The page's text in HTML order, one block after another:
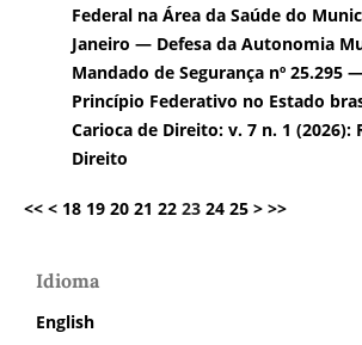
Federal na Área da Saúde do
Janeiro — Defesa da Autonomia
Mandado de Segurança nº 25.295
Princípio Federativo no Estado
Carioca de Direito: v. 7 n. 1 (2026):
Direito
<< < 18 19 20 21 22 23 24 25 > >>
Idioma
English